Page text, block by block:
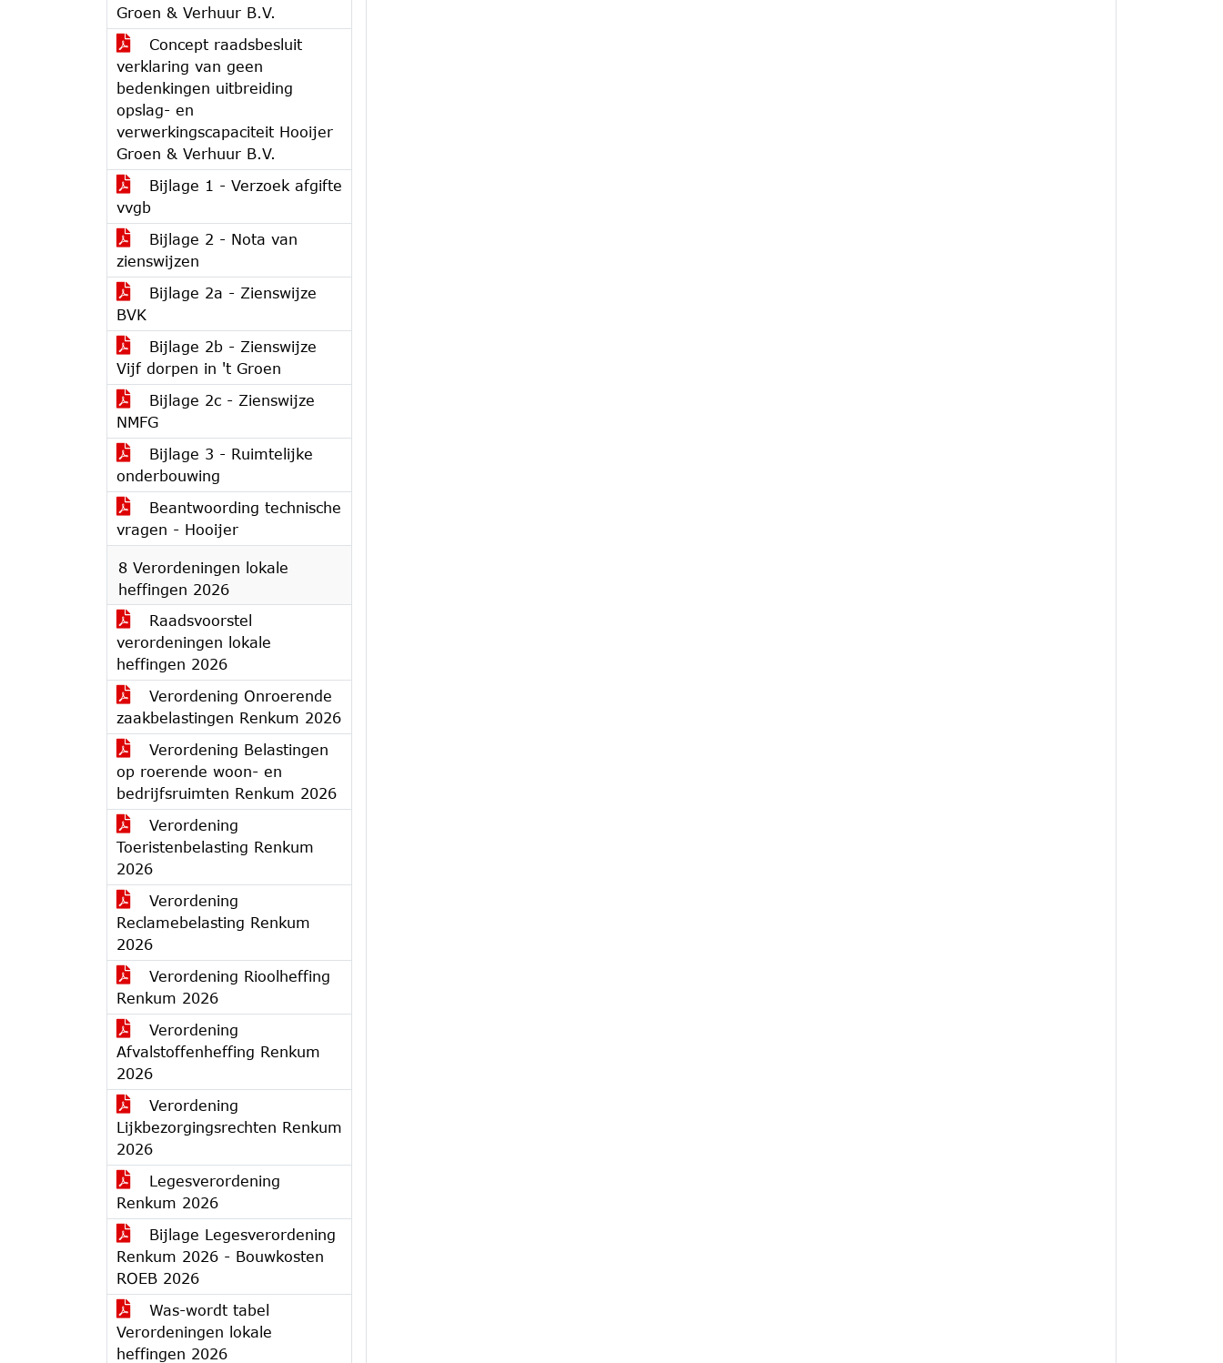
Groen & Verhuur B.V.
Concept raadsbesluit
verklaring van geen
bedenkingen uitbreiding
opslag- en
verwerkingscapaciteit Hooijer
Groen & Verhuur B.V.
Bijlage 1 - Verzoek afgifte
vvgb
Bijlage 2 - Nota van
zienswijzen
Bijlage 2a - Zienswijze
BVK
Bijlage 2b - Zienswijze
Vijf dorpen in 't Groen
Bijlage 2c - Zienswijze
NMFG
Bijlage 3 - Ruimtelijke
onderbouwing
Beantwoording technische
vragen - Hooijer
8 Verordeningen lokale
heffingen 2026
Raadsvoorstel
verordeningen lokale
heffingen 2026
Verordening Onroerende
zaakbelastingen Renkum 2026
Verordening Belastingen
op roerende woon- en
bedrijfsruimten Renkum 2026
Verordening
Toeristenbelasting Renkum
2026
Verordening
Reclamebelasting Renkum
2026
Verordening Rioolheffing
Renkum 2026
Verordening
Afvalstoffenheffing Renkum
2026
Verordening
Lijkbezorgingsrechten Renkum
2026
Legesverordening
Renkum 2026
Bijlage Legesverordening
Renkum 2026 - Bouwkosten
ROEB 2026
Was-wordt tabel
Verordeningen lokale
heffingen 2026